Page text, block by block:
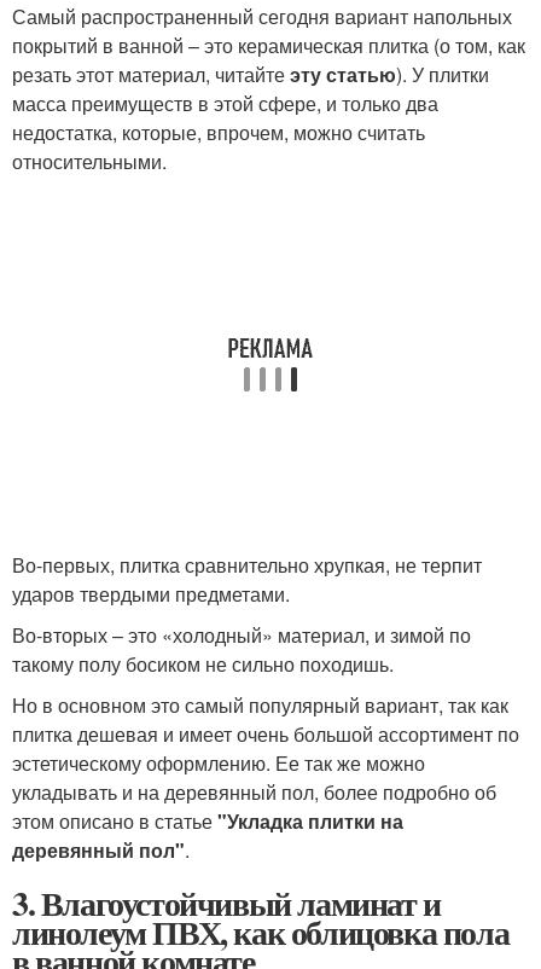
Самый распространенный сегодня вариант напольных
покрытий в ванной – это керамическая плитка (о том, как
резать этот материал, читайтеэту статью). У плитки
масса преимуществ в этой сфере, и только два
недостатка, которые, впрочем, можно считать
относительными.
Во-первых, плитка сравнительно хрупкая, не терпит
ударов твердыми предметами.
Во-вторых – это «холодный» материал, и зимой по
такому полу босиком не сильно походишь.
Но в основном это самый популярный вариант, так как
плитка дешевая и имеет очень большой ассортимент по
эстетическому оформлению. Ее так же можно
укладывать и на деревянный пол, более подробно об
этом описано в статье"Укладка плитки на
деревянный пол".
3. Влагоустойчивый ламинат и
линолеум ПВХ, как облицовка пола